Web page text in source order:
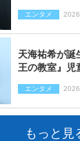
エンタメ
天海祐希が
王の教室』児
エンタメ
もっと見